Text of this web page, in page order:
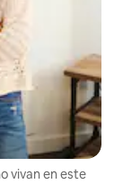
vivan en este